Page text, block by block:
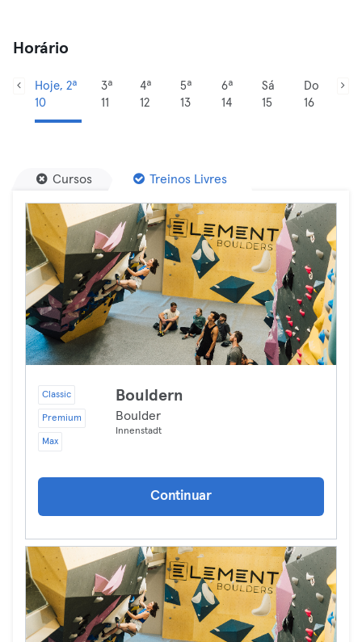
Horário
Hoje, 2ª
10
3ª
11
4ª
12
5ª
13
6ª
14
Sá
15
Do
16
Cursos Treinos Livres
Classic
Premium
Max
Bouldern
Boulder
Innenstadt
Continuar